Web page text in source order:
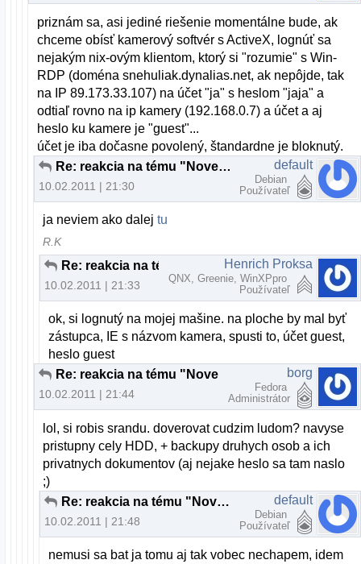
priznám sa, asi jediné riešenie momentálne bude, ak
chceme obísť kamerový softvér s ActiveX, lognúť sa
nejakým nix-ovým klientom, ktorý si "rozumie" s Win-
RDP (doména snehuliak.dynalias.net, ak nepôjde, tak
na IP 89.173.33.107) na účet "ja" s heslom "jaja" a
odtiaľ rovno na ip kamery (192.168.0.7) a účet a aj
heslo ku kamere je "guest"...
účet je iba dočasne povolený, štandardne je bloknutý.
Re: reakcia na tému "Nove slovenske linuxove distro"
10.02.2011 | 21:30
default
Debian
Používateľ
ja neviem ako dalejtu
R.K
Re: reakcia na tému "Nove slovenske linuxove distro"
10.02.2011 | 21:33
Henrich Proksa
QNX, Greenie, WinXPpro
Používateľ
ok, si lognutý na mojej mašine. na ploche by mal byť
zástupca, IE s názvom kamera, spusti to, účet guest,
heslo guest
10.02.2011 | 21:44
borg
Fedora
Administrátor
lol, si robis srandu. doverovat cudzim ludom? navyse
pristupny cely HDD, + backupy druhych osob a ich
privatnych dokumentov (aj nejake heslo sa tam naslo
;)
Re: reakcia na tému "Nove slovenske linuxove distro"
10.02.2011 | 21:48
default
Debian
Používateľ
nemusi sa bat ja tomu aj tak vobec nechapem, idem